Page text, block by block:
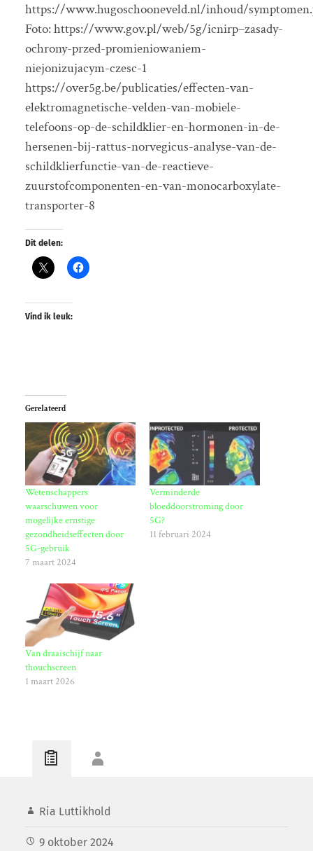
https://www.hugoschooneveld.nl/inhoud/
Foto: https://www.gov.pl/web/5g/icnirp–zasady-
ochrony-przed-promieniowaniem-
niejonizujacym-czesc-1
https://over5g.be/publicaties/effecten-van-
elektromagnetische-velden-van-mobiele-
telefoons-op-de-schildklier-en-hormonen-in-de-
hersenen-bij-rattus-norvegicus-analyse-van-de-
schildklierfunctie-van-de-reactieve-
zuurstofcomponenten-en-van-monocarboxylate-
transporter-8
Dit delen:
Vind ik leuk:
Gerelateerd
Wetenschappers
waarschuwen voor
mogelijke ernstige
gezondheidseffecten door
5G-gebruik
7 maart 2024
Verminderde
bloeddoorstroming door
5G?
11 februari 2024
Van draaischijf naar
thouchscreen
1 maart 2026
Ria Luttikhold
9 oktober 2024